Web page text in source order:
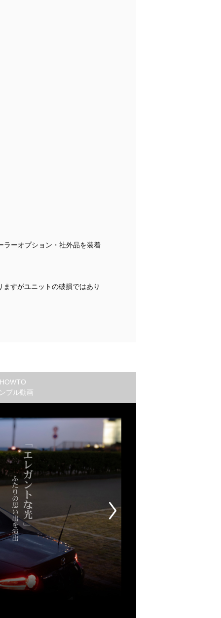
ーオプション・社外品を装着
すがユニットの破損ではあり
プル動画